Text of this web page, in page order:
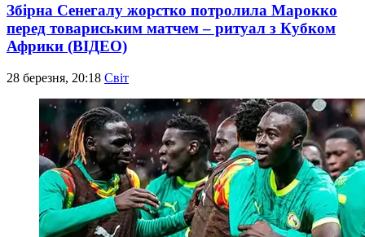
Збірна Сенегалу жорстко потролила Марокко
перед товариським матчем – ритуал з Кубком
Африки (ВІДЕО)
28 березня, 20:18 Світ